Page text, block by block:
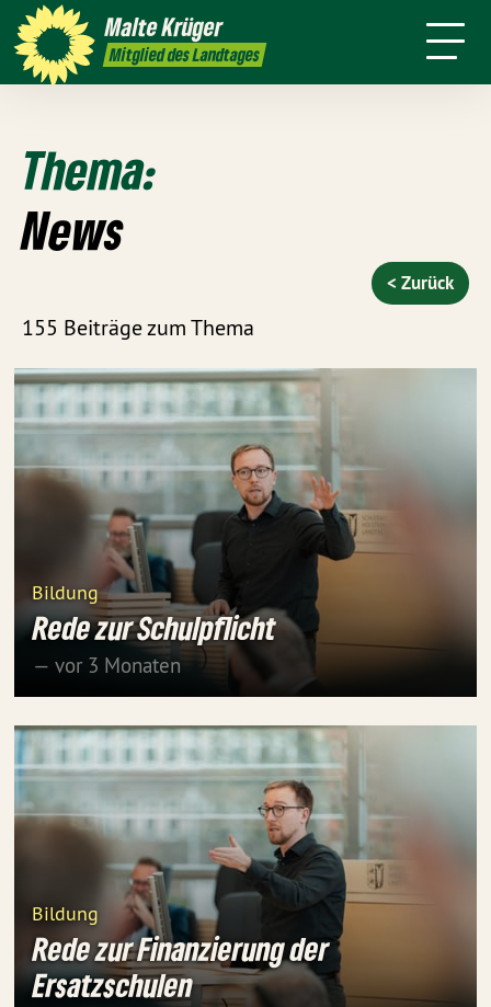
MalteKrüger
Mitglied des Landtages
Termine Kontakt
mich
Thema:
News
155 Beiträge zum Thema
< Zurück
Bildung
Rede zur Schulpflicht
— vor 3 Monaten
Bildung
Rede zur Finanzierung der
Ersatzschulen